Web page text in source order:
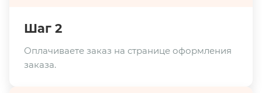
Шаг 2
Оплачиваете заказ на странице оформления
заказа.